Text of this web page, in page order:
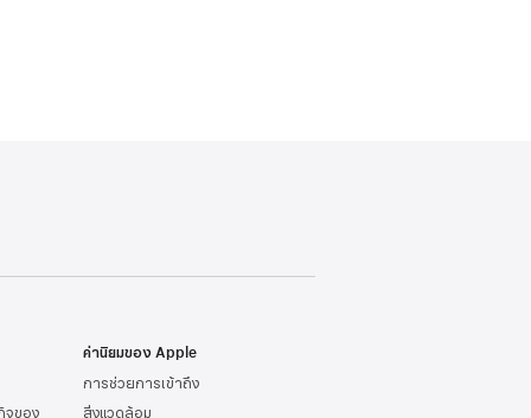
จของ
ค่านิยมของ Apple
การช่วยการเข้าถึง
สิ่งแวดล้อม